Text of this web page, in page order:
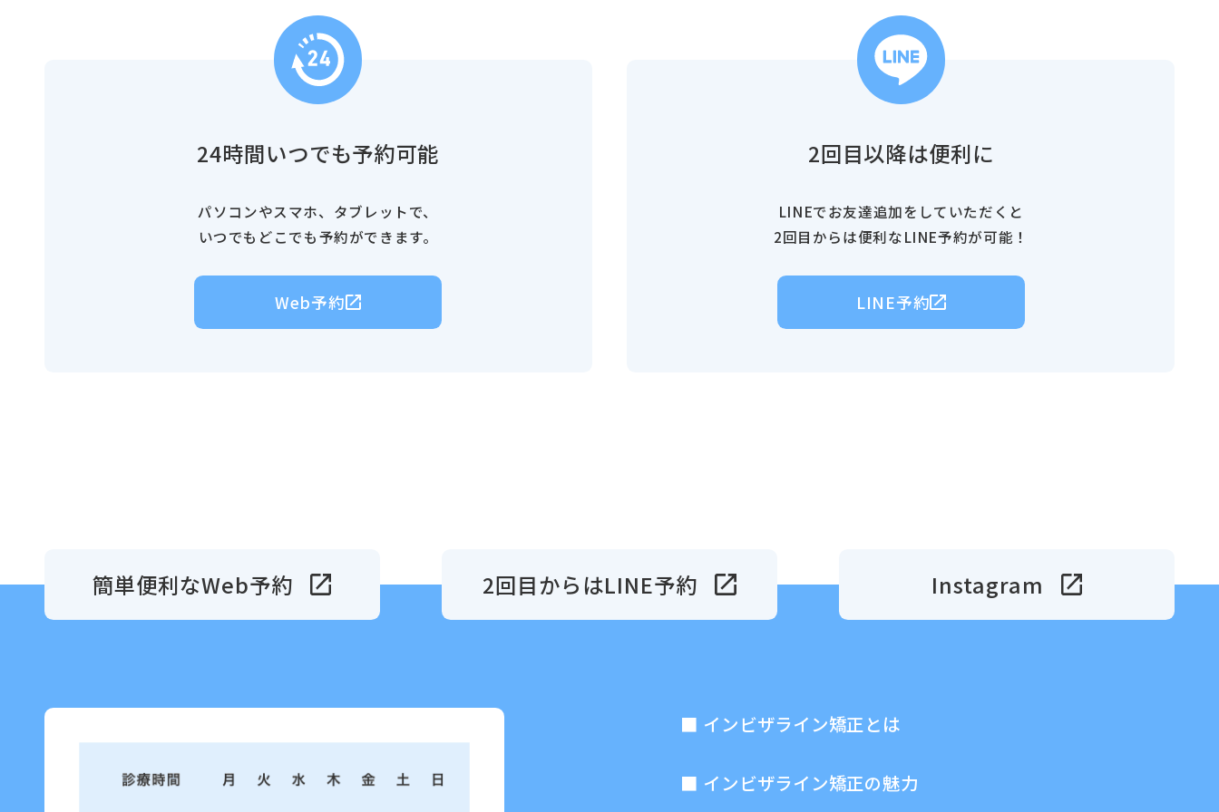
24時間いつでも予約可能
パソコンやスマホ、タブレットで、
いつでもどこでも予約ができます。
Web予約
2回目以降は便利に
LINEでお友達追加をしていただくと
2回目からは便利なLINE予約が可能！
LINE予約
簡単便利なWeb予約 2回目からはLINE予約 Instagram
インビザライン矯正とは
インビザライン矯正の魅力